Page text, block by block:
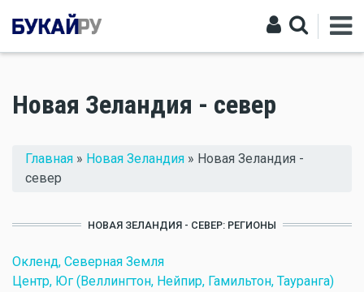
Новая Зеландия - север
Вы здесь
Главная » Новая Зеландия » Новая Зеландия -
север
НОВАЯ ЗЕЛАНДИЯ - СЕВЕР: РЕГИОНЫ
Окленд, Северная Земля
Центр, Юг (Веллингтон, Нейпир, Гамильтон, Тауранга)